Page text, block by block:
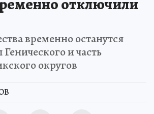
отключили
временно останутся
Генического и часть
округов